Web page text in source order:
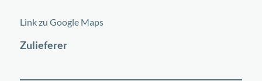
+
Link zu Google Maps
Zulieferer